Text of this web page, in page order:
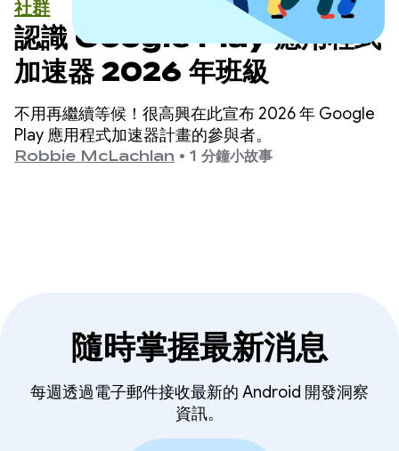
社群
認識 Google Play 應用程式
加速器 2026 年班級
不用再繼續等候！很高興在此宣布 2026 年 Google
Play 應用程式加速器計畫的參與者。
Robbie McLachlan • 1 分鐘小故事
隨時掌握最新消息
每週透過電子郵件接收最新的 Android 開發洞察
資訊。